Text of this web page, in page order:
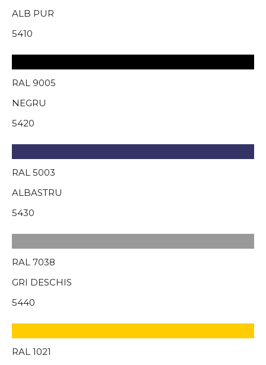
ALB PUR
5410
RAL 9005
NEGRU
5420
RAL 5003
ALBASTRU
5430
RAL 7038
GRI DESCHIS
5440
RAL 1021